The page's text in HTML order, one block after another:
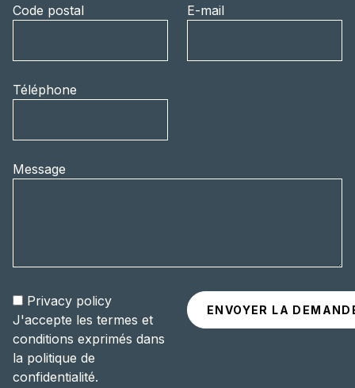
Code postal E-mail
Téléphone
Message
Privacy policy
J'accepte les termes et
conditions exprimés dans
la politique de
confidentialité.